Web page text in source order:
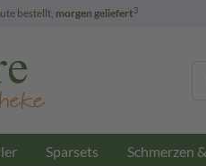
bestellt, morgen geliefert3
Sparsets Schmerzen